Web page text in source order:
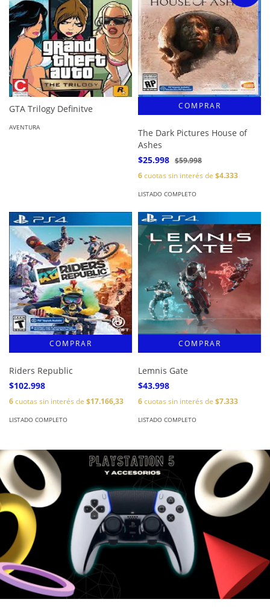
GTA Trilogy Definitve
AVENTURA
The Dark Pictures House of
Ashes
$25.998 $59.998
6cuotas sin interés de $4.333
LISTADO COMPLETO
Riders Republic
$102.998
6cuotas sin interés de $17.166,33
LISTADO COMPLETO
Lemnis Gate
$43.998
6cuotas sin interés de $7.333
LISTADO COMPLETO